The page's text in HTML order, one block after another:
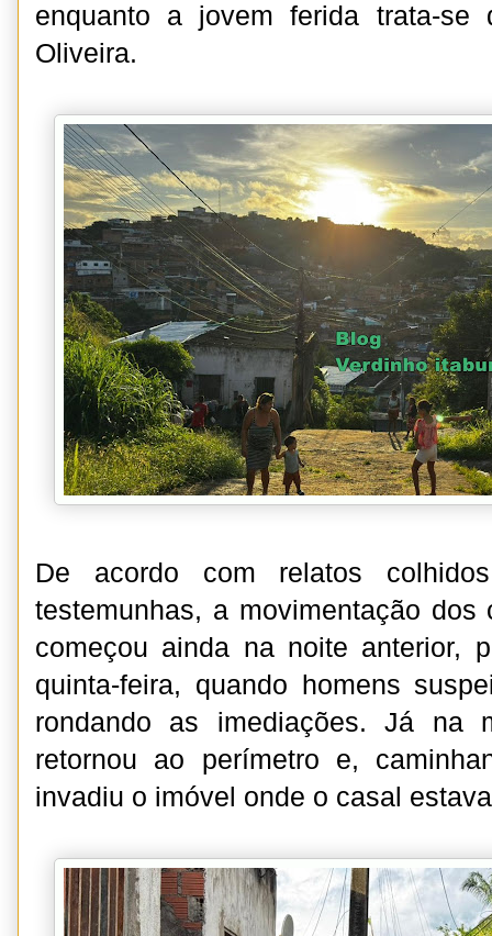
enquanto a jovem ferida trata-se
Oliveira.
De acordo com relatos
testemunhas, a movimentação dos
começou ainda na noite anterior,
quinta-feira, quando homens
rondando as imediações. Já na
retornou ao perímetro e,
invadiu o imóvel onde o casal